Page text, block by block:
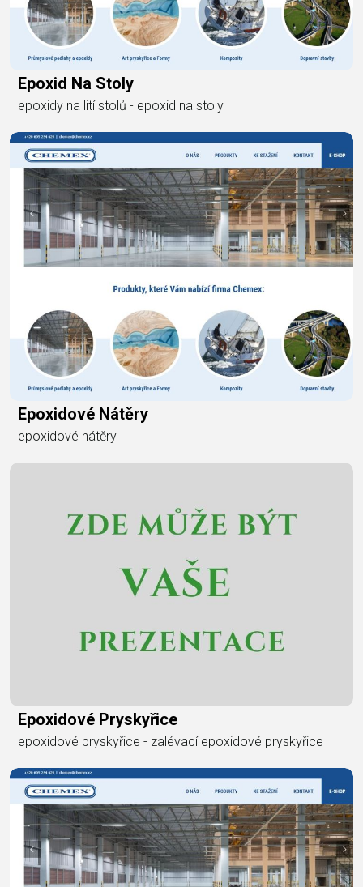
Epoxid Na Stoly
epoxidy na lití stolů - epoxid na stoly
Epoxidové Nátěry
epoxidové nátěry
Epoxidové Pryskyřice
epoxidové pryskyřice - zalévací epoxidové pryskyřice